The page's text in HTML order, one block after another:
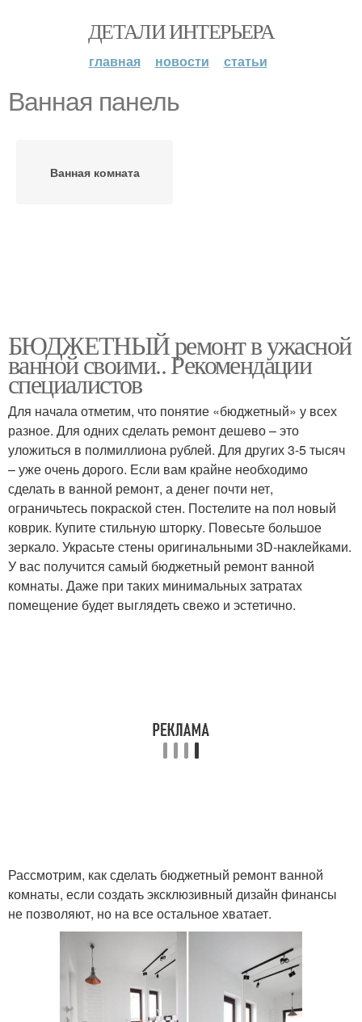
ДЕТАЛИ ИНТЕРЬЕРА
главная новости статьи
Ванная панель
Ванная комната
БЮДЖЕТНЫЙ ремонт в ужасной
ванной своими.. Рекомендации
специалистов
Для начала отметим, что понятие «бюджетный» у всех
разное. Для одних сделать ремонт дешево – это
уложиться в полмиллиона рублей. Для других 3-5 тысяч
– уже очень дорого. Если вам крайне необходимо
сделать в ванной ремонт, а денег почти нет,
ограничьтесь покраской стен. Постелите на пол новый
коврик. Купите стильную шторку. Повесьте большое
зеркало. Украсьте стены оригинальными 3D-наклейками.
У вас получится самый бюджетный ремонт ванной
комнаты. Даже при таких минимальных затратах
помещение будет выглядеть свежо и эстетично.
Рассмотрим, как сделать бюджетный ремонт ванной
комнаты, если создать эксклюзивный дизайн финансы
не позволяют, но на все остальное хватает.